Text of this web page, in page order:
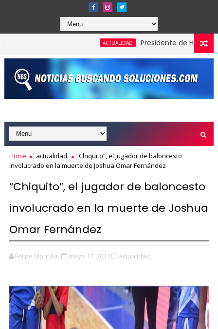
ACTUALIDAD Presidente de Honduras
Home actualidad
“Chiquito”, el jugador de baloncesto
involucrado en la muerte de Joshua Omar Fernández
“Chiquito”, el jugador de baloncesto
involucrado en la muerte de Joshua
Omar Fernández
Felipe Montilla mayo 17, 2023 actualidad,